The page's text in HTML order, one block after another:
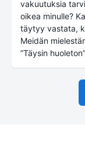
vakuutuksia
oikea minulle?
täytyy vastata,
Meidän
”Täysin